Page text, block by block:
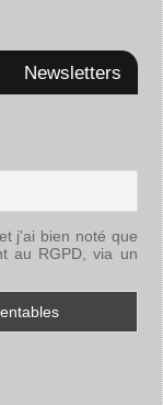
Newsletters
j'ai bien noté que
au RGPD, via un